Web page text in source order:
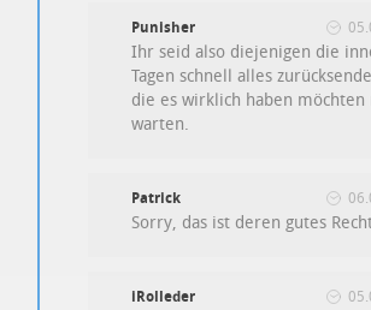
Punisher
Ihr seid also diejenigen die
Tagen schnell alles
die es wirklich haben möchten
warten.
Patrick
Sorry, das ist deren gutes
iRolleder